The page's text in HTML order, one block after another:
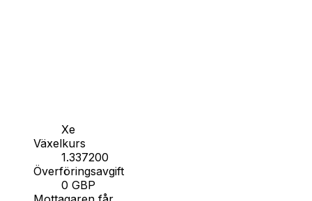
Xe
Växelkurs
1.337200
Överföringsavgift
0 GBP